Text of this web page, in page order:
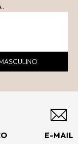
E-MAIL